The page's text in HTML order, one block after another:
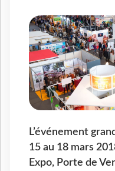
L’événement
15 au 18 mars
Expo, Porte de